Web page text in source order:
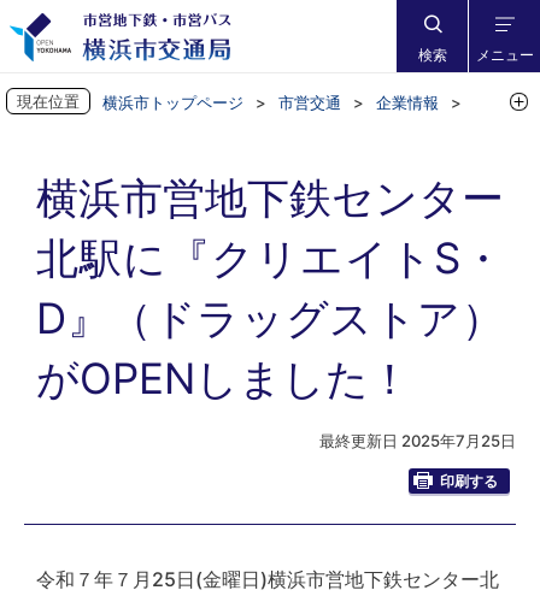
検索 メニュー
現在位置 横浜市トップページ 市営交通
企業情報
ア）がOPENしました！
横浜市営地下鉄センター
北駅に『クリエイトS・
D』（ドラッグストア）
がOPENしました！
最終更新日 2025年7月25日
印刷する
令和７年７月25日(金曜日)横浜市営地下鉄センター北